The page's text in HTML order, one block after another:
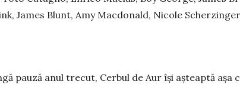
James Blunt, Amy Macdonald, Nicole
pauză anul trecut, Cerbul de Aur îşi aşteaptă așa